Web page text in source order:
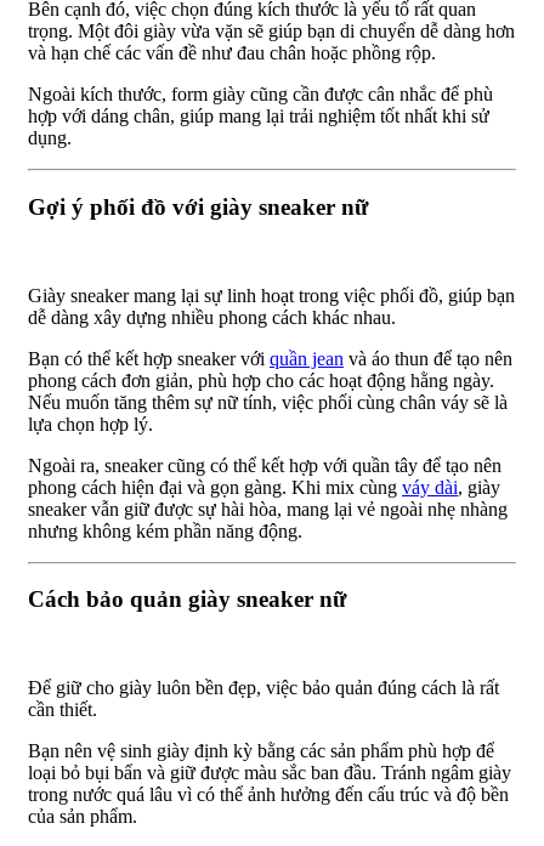
Bên cạnh đó, việc chọn đúng kích thước là yếu tố rất quan
trọng. Một đôi giày vừa vặn sẽ giúp bạn di chuyển dễ dàng hơn
và hạn chế các vấn đề như đau chân hoặc phồng rộp.
Ngoài kích thước, form giày cũng cần được cân nhắc để phù
hợp với dáng chân, giúp mang lại trải nghiệm tốt nhất khi sử
dụng.
Gợi ý phối đồ với giày sneaker nữ
Giày sneaker mang lại sự linh hoạt trong việc phối đồ, giúp bạn
dễ dàng xây dựng nhiều phong cách khác nhau.
Bạn có thể kết hợp sneaker với quần jean và áo thun để tạo nên
phong cách đơn giản, phù hợp cho các hoạt động hằng ngày.
Nếu muốn tăng thêm sự nữ tính, việc phối cùng chân váy sẽ là
lựa chọn hợp lý.
Ngoài ra, sneaker cũng có thể kết hợp với quần tây để tạo nên
phong cách hiện đại và gọn gàng. Khi mix cùng váy dài, giày
sneaker vẫn giữ được sự hài hòa, mang lại vẻ ngoài nhẹ nhàng
nhưng không kém phần năng động.
Cách bảo quản giày sneaker nữ
Để giữ cho giày luôn bền đẹp, việc bảo quản đúng cách là rất
cần thiết.
Bạn nên vệ sinh giày định kỳ bằng các sản phẩm phù hợp để
loại bỏ bụi bẩn và giữ được màu sắc ban đầu. Tránh ngâm giày
trong nước quá lâu vì có thể ảnh hưởng đến cấu trúc và độ bền
của sản phẩm.